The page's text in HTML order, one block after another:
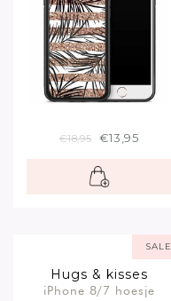
€18,95 €13,95
SALE
Hugs & kisses
iPhone 8/7 hoesje